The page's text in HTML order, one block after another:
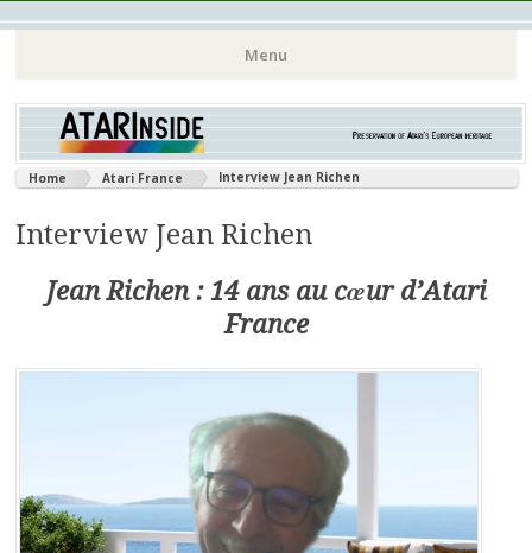
Atarinside
France Germany Italy UK Benelux)
Menu
Aller
contenu
principal
Home Atari France Interview Jean Richen
Interview Jean Richen
Jean Richen : 14 ans au cœur d’Atari
France